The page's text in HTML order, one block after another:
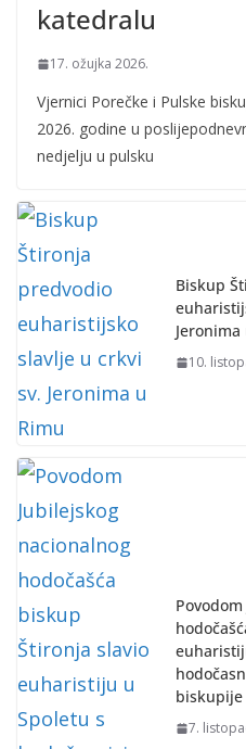
katedralu
17. ožujka 2026.
Vjernici Porečke i Pulske
2026. godine u
nedjelju u pulsku
Biskup
Jeronima
10.
biskupije
7.